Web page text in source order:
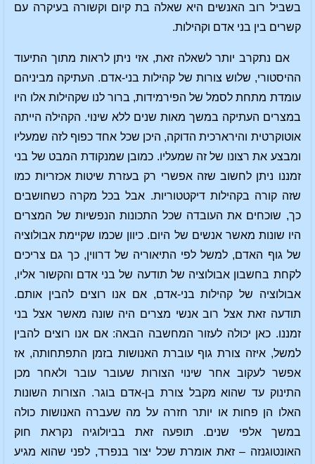
בשביל רוב האנשים היא שאלה בת קיום וקשורה בעיקרה עם
קשרים בין בני אדם וקהילות.
אם נתקרב יותר לשאלה זאת, אזי ניתן לראות מתוך התיעוד
ההיסטורי, שלוש צורות של קהילות בני-אדם. העתיקה מביניהם
עומדת מתחת לסמל של הפירמידות, ברור לנו שקהילות אלו היו
במצרים העתיקה במשך מאות שנים ללא שינוי. הקהילה הייתה
אוטוקרטית והירארכית הדוקה, היכן שכל אחד כפוף לזה שמעליו
ומבצע את רצונו של זה שמעליו. כמובן שמנקודת המבט של בני
זמננו ניתן לחשוב שזה אפשרי רק בעזרת שיטות אכזריות כמו
שזה קורה בקהילות דיקטטוריות. אבל בכל מקרה כשחושבים
כך, שוכחים את העובדה שכל התכונות הנפשיות של המצרים
היו שונות מאשר אנשים של היום. כיוון שכמו שקיימת אבולוציה
של גוף האדם, למשל לפי התיאוריה של דרווין, כך גם צריכים
לקחת בחשבון אבולוציה של תודעה של בני אדם והקשור אליו,
אבולוציה של קהילות בני-אדם, אם אנו רוצים להבין אותם.
תודעה זאת אצל רוב אנשי מצרים היה שונה מאשר אצל בני
זמננו. כאן יכולה לעזור המחשבה הבאה: אם אנו רוצים להבין
למשל, איזה צורת גוף עוברת האנושות בזמן התפתחותה, אז
אפשר לעקוב אחר שינוי הצורות שעובר עובר ולאחר מכן
התינוק עד שהוא מקבל צורת בן-אדם בוגר. הצורות השונות
האלו הן פחות או יותר חזרה על מה שעברה האנושות כולה
במשך אלפי שנים. תופעה זאת בביולוגיה נקראת חוק
האונטוגנזה – זאת אומרת שכל יצור בנפרד, לפני שהוא מגיע